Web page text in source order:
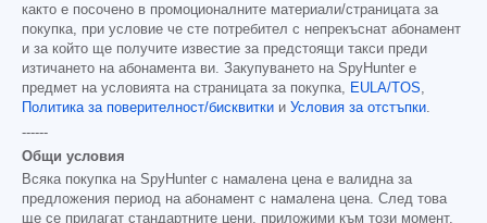
както е посочено в промоционалните материали/страницата за
покупка, при условие че сте потребител с непрекъснат абонамент
и за който ще получите известие за предстоящи такси преди
изтичането на абонамента ви. Закупуването на SpyHunter е
предмет на условията на страницата за покупка,
EULA/TOS
Политика за поверителност/бисквитки и Условия за отстъпки
------
Общи условия
Всяка покупка на SpyHunter с намалена цена е валидна за
предложения период на абонамент с намалена цена. След това
ще се прилагат стандартните цени, приложими към този момент,